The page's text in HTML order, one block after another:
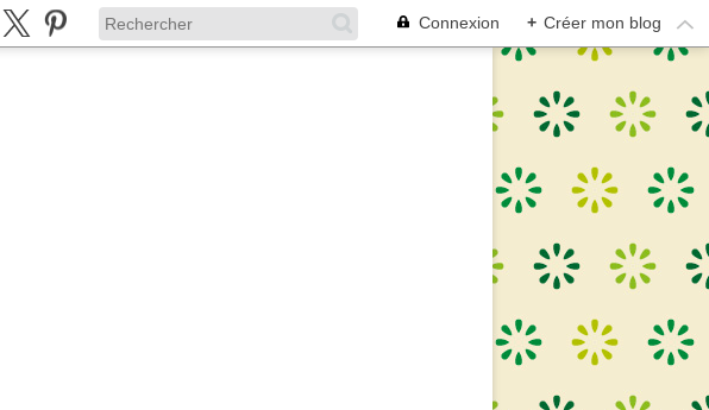
Connexion + Créer mon blog